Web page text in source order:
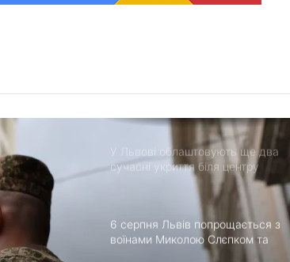
У Нагуєвичах відкрили виставку
виплати 5 000 грн на «Пакунок
У Львові облаштовують ще два
сучасні укриття біля центру
«Незламні матусі» та на вулиці
6 серпня Львів попрощається з
воїнами Миколою Слєпком та
Дмитром Березком